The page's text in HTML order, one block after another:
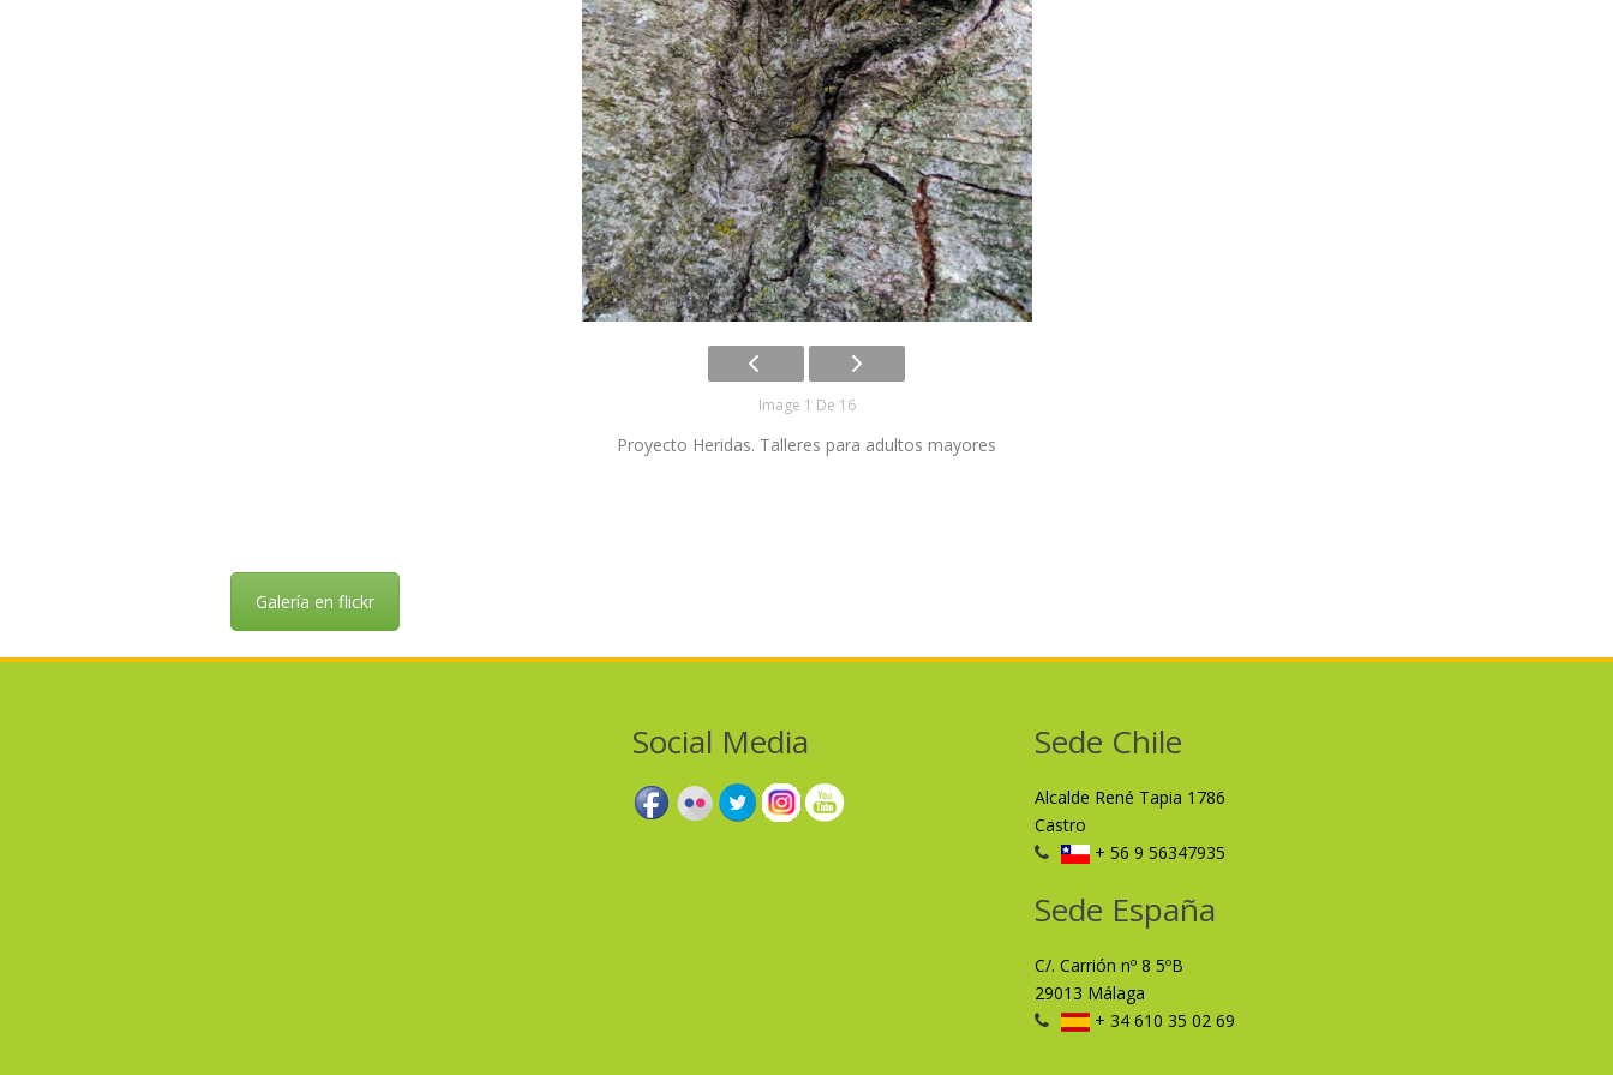
Image 1 De 16
Proyecto Heridas. Talleres para adultos mayores
Galería en flickr
Social Media Sede Chile
Alcalde René Tapia 1786
Castro
+ 56 9 56347935
Sede España
C/. Carrión nº 8 5ºB
29013 Málaga
+ 34 610 35 02 69